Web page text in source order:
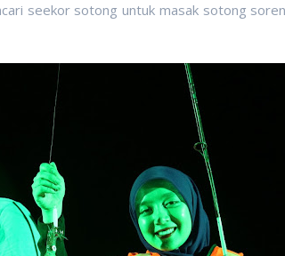
seekor sotong untuk masak sotong